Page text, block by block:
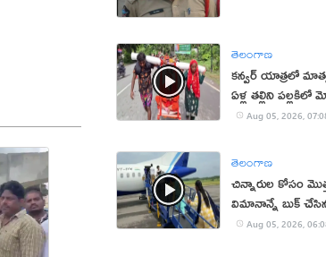
తెలంగాణ
కన్వర్ యాత్రలో
ఏళ్ల తల్లిని
కొడుకు, కోడలు!
Aug 05, 2026,
తెలంగాణ
చిన్నారుల కోసం
విమానాన్నే బుక్
యూట్యూబర్
Aug 05, 2026,